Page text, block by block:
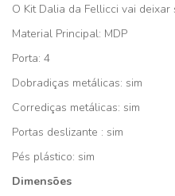
O Kit Dalia da Fellicci vai
Material Principal: MDP
Porta: 4
Dobradiças metálicas: sim
Corrediças metálicas: sim
Portas deslizante : sim
Pés plástico: sim
Dimensões